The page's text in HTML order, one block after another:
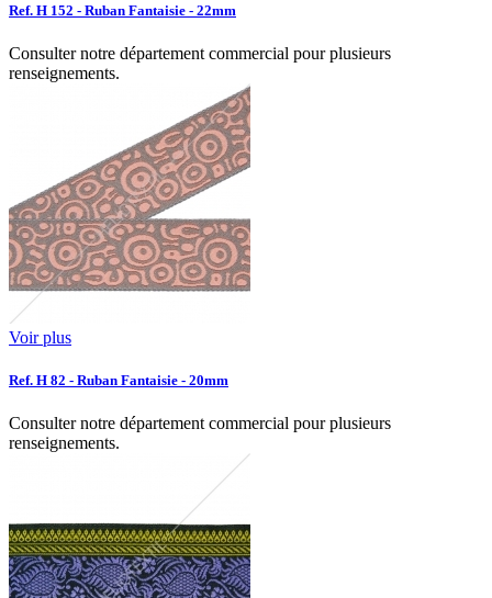
Ref. H 152 - Ruban Fantaisie - 22mm
Consulter notre département commercial pour plusieurs
renseignements.
Voir plus
Ref. H 82 - Ruban Fantaisie - 20mm
Consulter notre département commercial pour plusieurs
renseignements.